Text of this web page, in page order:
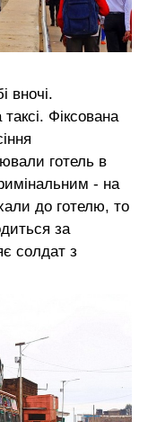
вночі.
Фіксована
готель в
- на
до готелю, то
за
солдат з